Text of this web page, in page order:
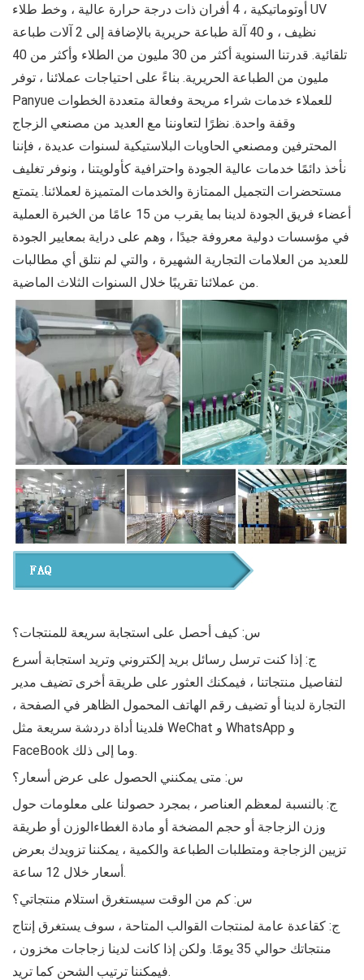
أوتوماتيكية ، 4 أفران ذات درجة حرارة عالية ، وخط طلاء UV
نظيف ، و 40 آلة طباعة حريرية بالإضافة إلى 2 آلات طباعة
تلقائية. قدرتنا السنوية أكثر من 30 مليون من الطلاء وأكثر من 40
مليون من الطباعة الحريرية. بناءً على احتياجات عملائنا ، توفر
Panyue للعملاء خدمات شراء مريحة وفعالة متعددة الخطوات
وقفة واحدة. نظرًا لتعاوننا مع العديد من مصنعي الزجاج
المحترفين ومصنعي الحاويات البلاستيكية لسنوات عديدة ، فإننا
نأخذ دائمًا خدمات عالية الجودة واحترافية كأولويتنا ، ونوفر تغليف
مستحضرات التجميل الممتازة والخدمات المتميزة لعملائنا. يتمتع
أعضاء فريق الجودة لدينا بما يقرب من 15 عامًا من الخبرة العملية
في مؤسسات دولية معروفة جيدًا ، وهم على دراية بمعايير الجودة
للعديد من العلامات التجارية الشهيرة ، والتي لم نتلق أي مطالبات
من عملائنا تقريبًا خلال السنوات الثلاث الماضية.
س: كيف أحصل على استجابة سريعة للمنتجات؟
ج: إذا كنت ترسل رسائل بريد إلكتروني وتريد استجابة أسرع
لتفاصيل منتجاتنا ، فيمكنك العثور على طريقة أخرى تضيف مدير
التجارة لدينا أو تضيف رقم الهاتف المحمول الظاهر في الصفحة ،
فلدينا أداة دردشة سريعة مثل WeChat و WhatsApp و
FaceBook وما إلى ذلك.
س: متى يمكنني الحصول على عرض أسعار؟
ج: بالنسبة لمعظم العناصر ، بمجرد حصولنا على معلومات حول
وزن الزجاجة أو حجم المضخة أو مادة الغطاءالوزن أو طريقة
تزيين الزجاجة ومتطلبات الطباعة والكمية ، يمكننا تزويدك بعرض
أسعار خلال 12 ساعة.
س: كم من الوقت سيستغرق استلام منتجاتي؟
ج: كقاعدة عامة لمنتجات القوالب المتاحة ، سوف يستغرق إنتاج
منتجاتك حوالي 35 يومًا. ولكن إذا كانت لدينا زجاجات مخزون ،
فيمكننا ترتيب الشحن كما تريد.